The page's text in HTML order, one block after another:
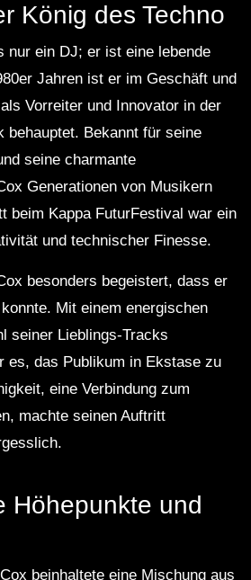
König des Techno
nur ein DJ; er ist eine lebende
Jahren ist er im Geschäft und
Vorreiter und Innovator in der
behauptet. Bekannt für seine
seine charmante
Generationen von Musikern
beim Kappa FuturFestival war ein
und technischer Finesse.
besonders begeistert, dass er
Mit einem energischen
seiner Lieblings-Tracks
es, das Publikum in Ekstase zu
eine Verbindung zum
machte seinen Auftritt
Höhepunkte und
beinhaltete eine Mischung aus